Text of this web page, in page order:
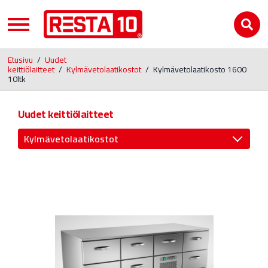
Etusivu / Uudet
keittiölaitteet / Kylmävetolaatikostot / Kylmävetolaatikosto 1600
10ltk
Uudet keittiölaitteet
Kylmävetolaatikostot
Kahvinkeitin ja Juomalämmitin
RST-pöydät ja altaat